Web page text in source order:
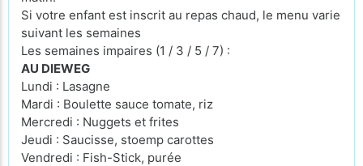
Si votre enfant est inscrit au repas chaud, le menu varie
suivant les semaines
Les semaines impaires (1 / 3 / 5 / 7) :
AU DIEWEG
Lundi : Lasagne
Mardi : Boulette sauce tomate, riz
Mercredi : Nuggets et frites
Jeudi : Saucisse, stoemp carottes
Vendredi : Fish-Stick, purée